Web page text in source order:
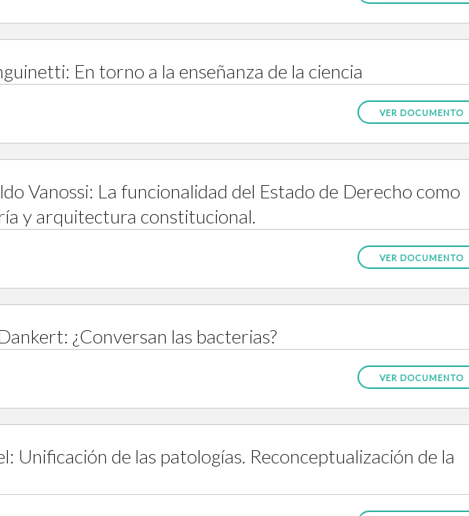
En torno a la enseñanza de la ciencia
VER DOCUMENTO
Vanossi: La funcionalidad del Estado de Derecho como
y arquitectura constitucional.
VER DOCUMENTO
¿Conversan las bacterias?
VER DOCUMENTO
Unificación de las patologías. Reconceptualización de la